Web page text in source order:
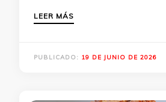
LEER MÁS
PUBLICADO: 19 DE JUNIO DE 2026